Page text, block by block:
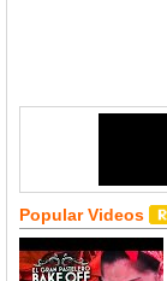
Popular Videos